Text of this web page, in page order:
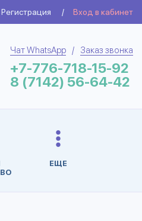
Регистрация / Вход в кабинет
Чат WhatsApp / Заказ звонка
+7-776-718-15-92
8 (7142) 56-64-42
ЕЩЕ